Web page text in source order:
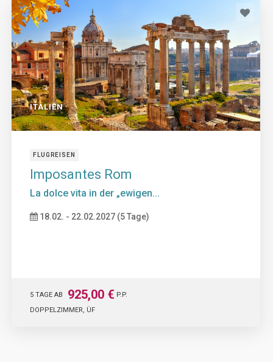
ITALIEN
FLUGREISEN
Imposantes Rom
La dolce vita in der „ewigen...
18.02. - 22.02.2027 (5 Tage)
5 TAGE AB 925,00 € P.P.
DOPPELZIMMER, ÜF